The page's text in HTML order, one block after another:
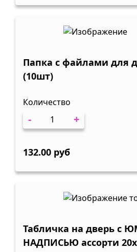
Папка с файлами для
(10шт)
Количество
- +
132.00 руб
Табличка на дверь с
НАДПИСЬЮ ассорти